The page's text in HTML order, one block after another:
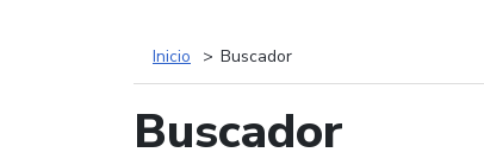
Inicio Buscador
Buscador